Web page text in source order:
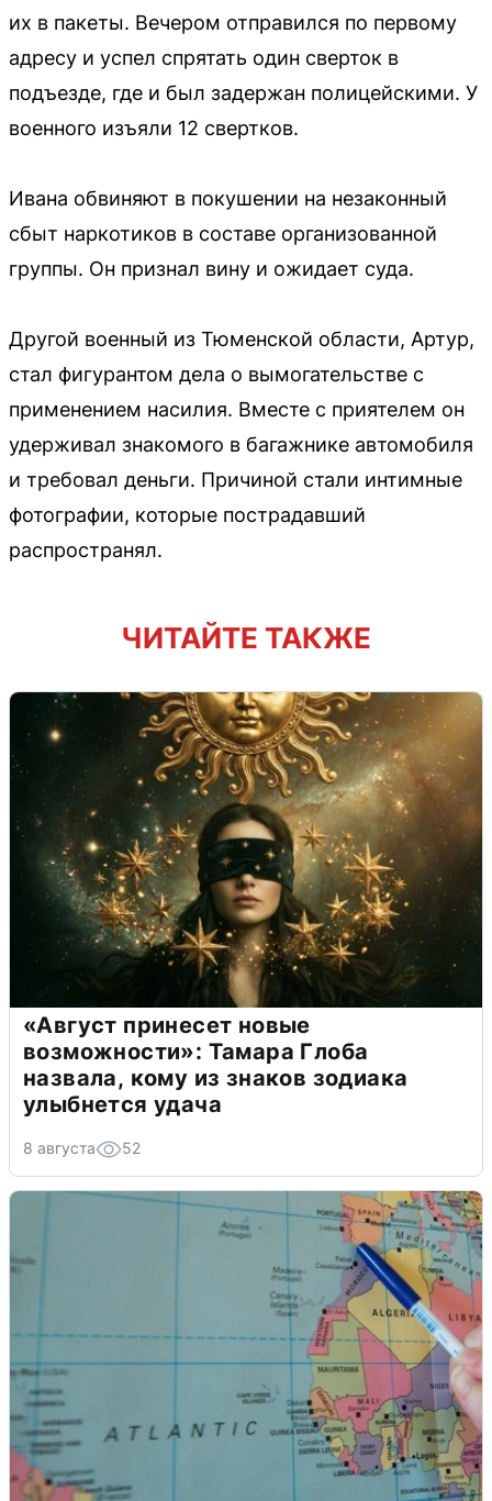
их в пакеты. Вечером отправился по первому
адресу и успел спрятать один сверток в
подъезде, где и был задержан полицейскими. У
военного изъяли 12 свертков.
Ивана обвиняют в покушении на незаконный
сбыт наркотиков в составе организованной
группы. Он признал вину и ожидает суда.
Другой военный из Тюменской области, Артур,
стал фигурантом дела о вымогательстве с
применением насилия. Вместе с приятелем он
удерживал знакомого в багажнике автомобиля
и требовал деньги. Причиной стали интимные
фотографии, которые пострадавший
распространял.
ЧИТАЙТЕ ТАКЖЕ
«Август принесет новые
возможности»: Тамара Глоба
назвала, кому из знаков зодиака
улыбнется удача
8 августа 52